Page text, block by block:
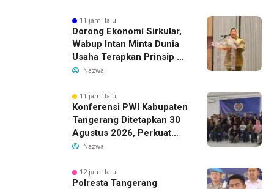
11 jam lalu
Dorong Ekonomi Sirkular,
Wabup Intan Minta Dunia
Usaha Terapkan Prinsip 3R
dalam Pengelolaan Limbah
Nazwa
11 jam lalu
Konferensi PWI Kabupaten
Tangerang Ditetapkan 30
Agustus 2026, Perkuat
Demokrasi dan Soliditas
Nazwa
12 jam lalu
Polresta Tangerang